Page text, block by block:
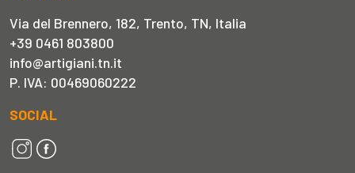
Via del Brennero, 182, Trento, TN, Italia
+39 0461 803800
info@artigiani.tn.it
P. IVA: 00469060222
SOCIAL